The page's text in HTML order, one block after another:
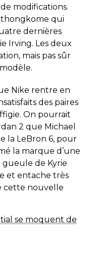
de modifications.
qui
dernières
Irving. Les deux
mais pas sûr
Nike rentre en
des paires
On pourrait
2 que Michael
la LeBron 6, pour
la marque d’une
de Kyrie
et entache très
cette nouvelle
se moquent de